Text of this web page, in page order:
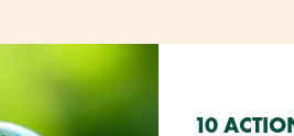
10